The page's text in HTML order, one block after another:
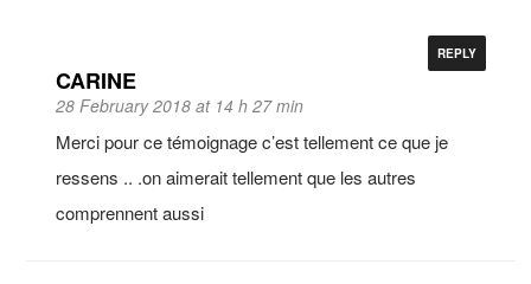
CARINE
28 February 2018 at 14 h 27 min
REPLY
Merci pour ce témoignage c’est tellement ce que je
ressens .. .on aimerait tellement que les autres
comprennent aussi